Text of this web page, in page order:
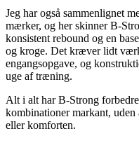
Jeg har også sammenlignet
mærker, og her skinner B-
konsistent rebound og en
og kroge. Det kræver lidt
engangsopgave, og
uge af træning.
Alt i alt har B-Strong
kombinationer markant,
eller komforten.